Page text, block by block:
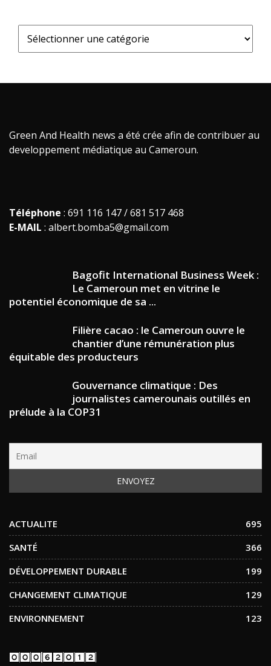
Green And Health news a été crée afin de contribuer au
developpement médiatique au Cameroun.
Téléphone : 691 116 147 / 681 517 468
E-MAIL : albert.bomba5@gmail.com
Bagofit International Business Week :
Le Cameroun met en vitrine le
potentiel économique de sa ...
Filière cacao : le Cameroun ouvre le
chantier d’une rémunération plus
équitable des producteurs
Gouvernance climatique : Des
journalistes camerounais outillés en
prélude à la COP31
ACTUALITE
695
SANTÉ
366
DÉVELOPPEMENT DURABLE
199
CHANGEMENT CLIMATIQUE
129
ENVIRONNEMENT
123